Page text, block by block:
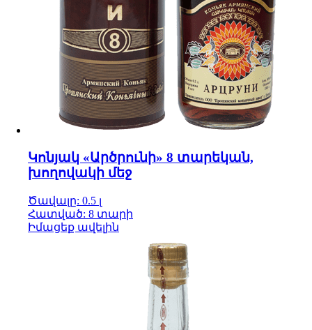
Կոնյակ «Արծրունի» 8 տարեկան,
խողովակի մեջ
Ծավալը: 0.5 լ
Հատված: 8 տարի
Իմացեք ավելին